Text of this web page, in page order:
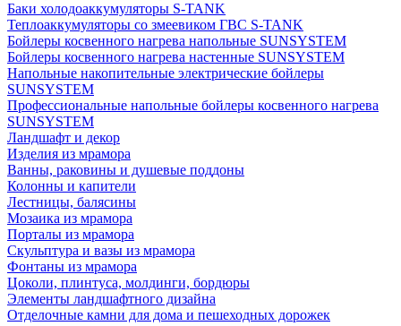
Баки холодоаккумуляторы S-TANK
Теплоаккумуляторы со змеевиком ГВС S-TANK
Бойлеры косвенного нагрева напольные SUNSYSTEM
Бойлеры косвенного нагрева настенные SUNSYSTEM
Напольные накопительные электрические бойлеры
SUNSYSTEM
Профессиональные напольные бойлеры косвенного нагрева
SUNSYSTEM
Ландшафт и декор
Изделия из мрамора
Ванны, раковины и душевые поддоны
Колонны и капители
Лестницы, балясины
Мозаика из мрамора
Порталы из мрамора
Скульптура и вазы из мрамора
Фонтаны из мрамора
Цоколи, плинтуса, молдинги, бордюры
Элементы ландшафтного дизайна
Отделочные камни для дома и пешеходных дорожек